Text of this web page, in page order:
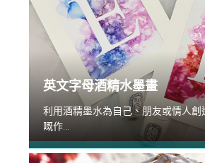
英文字母酒精水墨畫
利用酒精墨水為自己、朋友或情人創
嘅作...